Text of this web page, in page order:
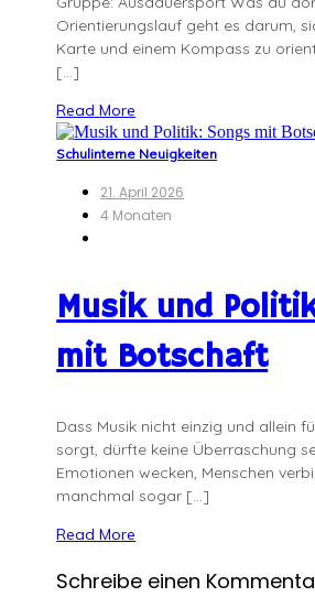
Orientierungslauf geht es darum,
Karte und einem Kompass zu
[…]
Read More
Schulinterne Neuigkeiten
21. April 2026
4 Monaten
Musik und
mit Botschaft
Dass Musik nicht einzig und allein
sorgt, dürfte keine Überraschung
Emotionen wecken, Menschen
manchmal sogar […]
Read More
Schreibe einen